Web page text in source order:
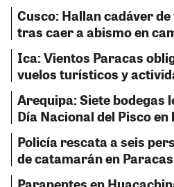
Cusco: Hallan cadáver
tras caer a abismo en
Ica: Vientos Paracas
vuelos turísticos y
Arequipa: Siete bodegas
Día Nacional del Pisco
Policía rescata a seis
de catamarán en
Parapentes en